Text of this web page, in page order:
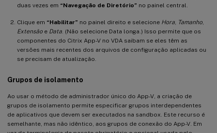
duas vezes em “Navegação de Diretório” no painel central.
Clique em “Habilitar” no painel direito e selecione Hora Tamanho
Extensão e Data . (Não selecione Data longa.) Isso permite que os
componentes do Citrix App-V no VDA saibam se eles têm as
versões mais recentes dos arquivos de configuração aplicadas ou
se precisam de atualização.
Grupos de isolamento
Ao usar o método de administrador único do App-V, a criação de
grupos de isolamento permite especificar grupos interdependentes
de aplicativos que devem ser executados na sandbox. Este recurso é
semelhante, mas não idêntico, aos grupos de conexão do App-V. Em